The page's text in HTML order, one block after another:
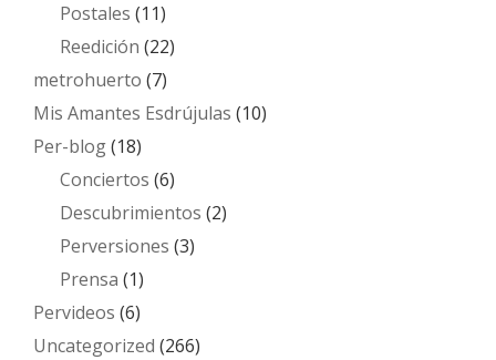
Postales (11)
Reedición (22)
metrohuerto (7)
Mis Amantes Esdrújulas (10)
Per-blog(18)
Conciertos (6)
Descubrimientos (2)
Perversiones (3)
Prensa (1)
Pervideos (6)
Uncategorized (266)